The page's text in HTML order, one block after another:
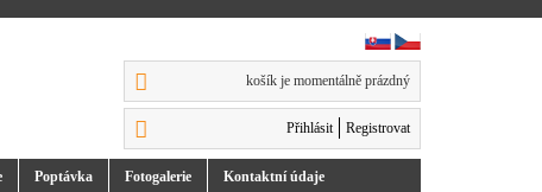
košík je momentálně prázdný
Přihlásit Registrovat
Poptávka Fotogalerie Kontaktní údaje